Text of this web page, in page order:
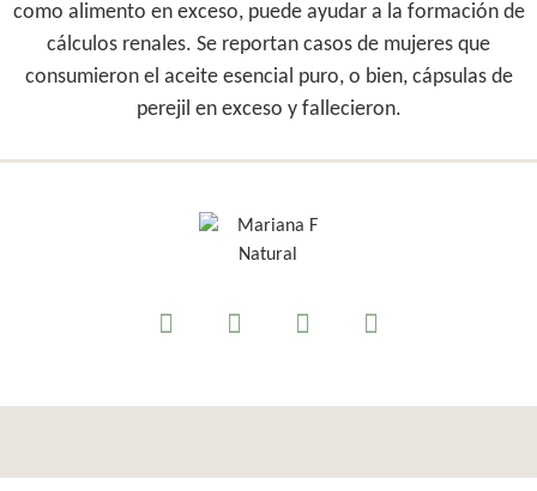
como alimento en exceso, puede ayudar a la formación de
cálculos renales. Se reportan casos de mujeres que
consumieron el aceite esencial puro, o bien, cápsulas de
perejil en exceso y fallecieron.